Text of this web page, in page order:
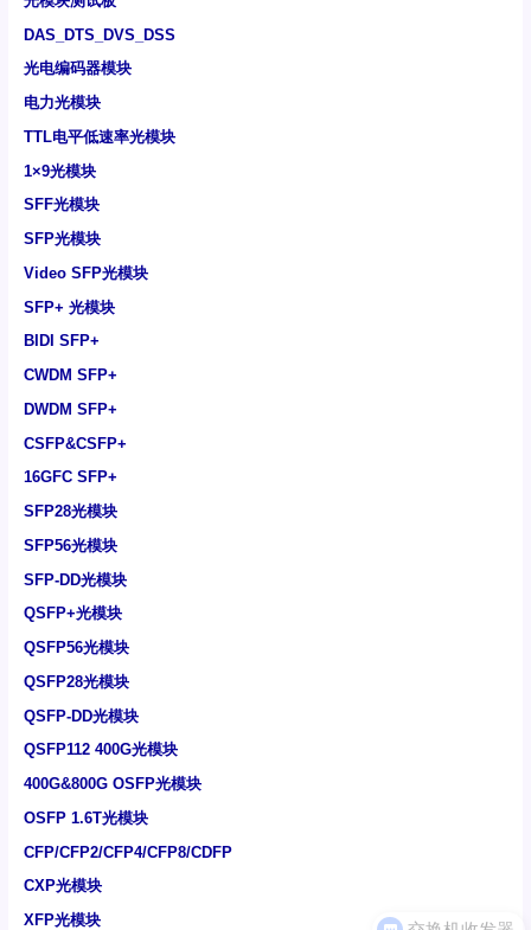
DAS_DTS_DVS_DSS
光电编码器模块
电力光模块
TTL电平低速率光模块
1×9光模块
SFF光模块
SFP光模块
Video SFP光模块
SFP+ 光模块
BIDI SFP+
CWDM SFP+
DWDM SFP+
CSFP&CSFP+
16GFC SFP+
SFP28光模块
SFP56光模块
SFP-DD光模块
QSFP+光模块
QSFP56光模块
QSFP28光模块
QSFP-DD光模块
QSFP112 400G光模块
400G&800G OSFP光模块
OSFP 1.6T光模块
CFP/CFP2/CFP4/CFP8/CDFP
CXP光模块
XFP光模块